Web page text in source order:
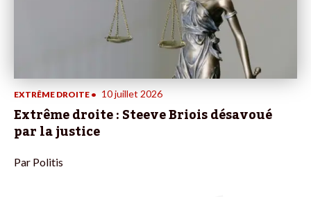
EXTRÊME DROITE • 10 juillet 2026
Extrême droite : Steeve Briois désavoué
par la justice
Par Politis